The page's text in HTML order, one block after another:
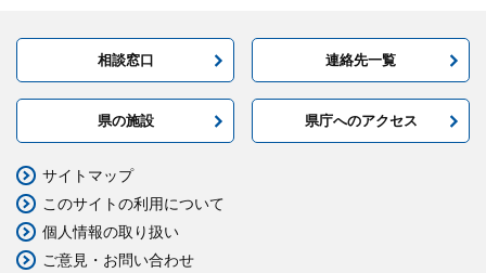
相談窓口 連絡先一覧
県の施設 県庁へのアクセス
サイトマップ
このサイトの利用について
個人情報の取り扱い
ご意見・お問い合わせ